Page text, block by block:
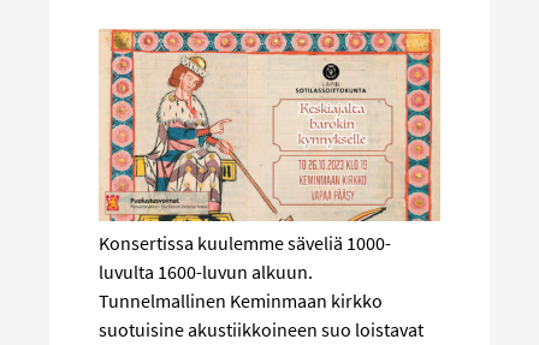
Konsertissa kuulemme säveliä 1000-
luvulta 1600-luvun alkuun.
Tunnelmallinen Keminmaan kirkko
suotuisine akustiikkoineen suo loistavat